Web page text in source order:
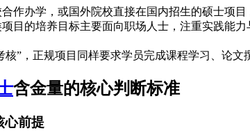
合作办学，或国外院校直接在国内招生的硕士项
目的培养目标主要面向职场人士，注重实践能
”，正规项目同样要求学员完成课程学习、论
含金量的核心判断标准
心前提